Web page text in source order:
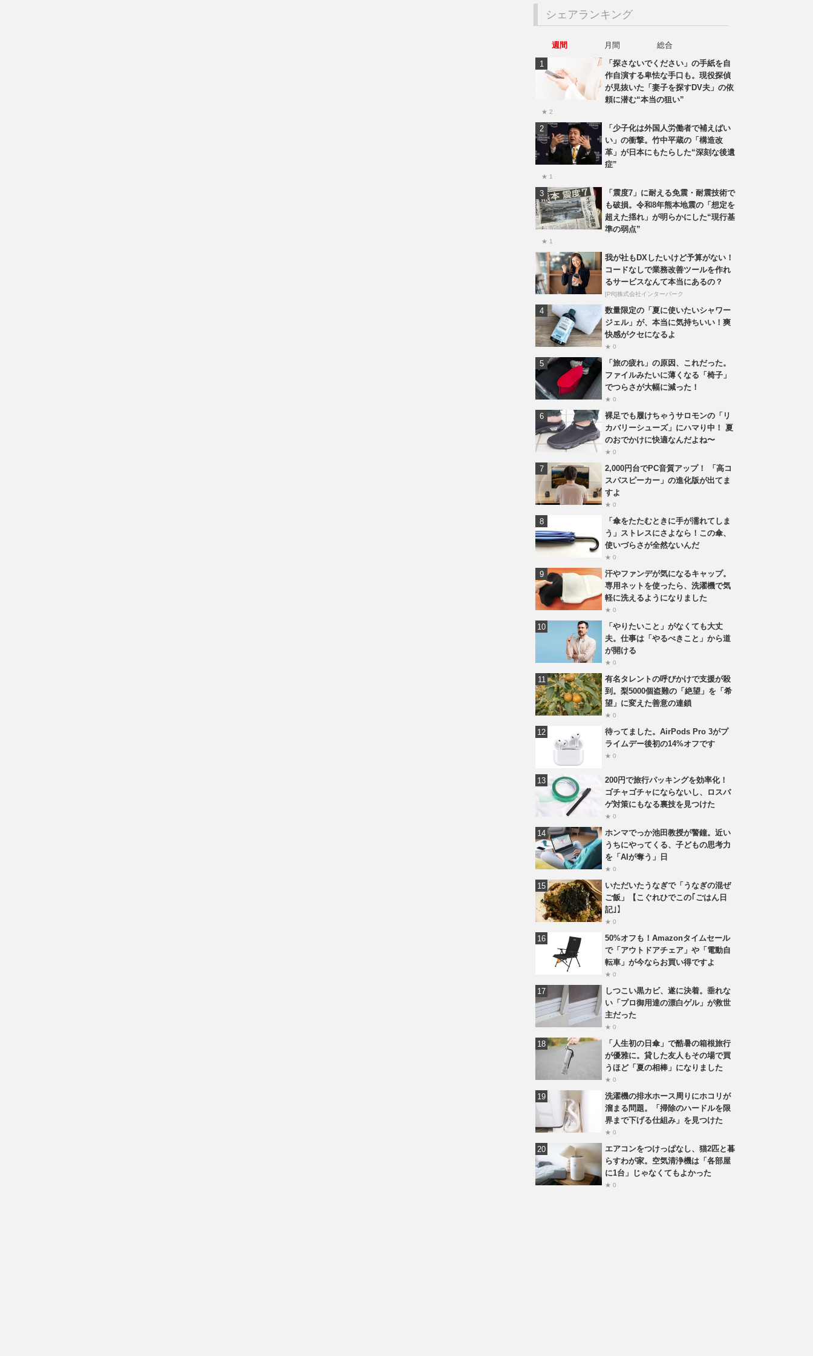
シェアランキング
週間 月間
総合
「探さないでください」の手紙を自
作自演する卑怯な手口も。現役探偵
が見抜いた「妻子を探すDV夫」の依
頼に潜む“本当の狙い”
★ 2
「少子化は外国人労働者で補えばい
い」の衝撃。竹中平蔵の「構造改
革」が日本にもたらした“深刻な後遺
症”
★ 1
「震度7」に耐える免震・耐震技術で
も破損。令和8年熊本地震の「想定を
超えた揺れ」が明らかにした“現行基
準の弱点”
★ 1
我が社もDXしたいけど予算がない！
コードなしで業務改善ツールを作れ
るサービスなんて本当にあるの？
[PR]株式会社インターパーク
数量限定の「夏に使いたいシャワー
ジェル」が、本当に気持ちいい！爽
快感がクセになるよ
★ 0
「旅の疲れ」の原因、これだった。
ファイルみたいに薄くなる「椅子」
でつらさが大幅に減った！
★ 0
裸足でも履けちゃうサロモンの「リ
カバリーシューズ」にハマり中！ 夏
のおでかけに快適なんだよね〜
★ 0
2,000円台でPC音質アップ！ 「高コ
スパスピーカー」の進化版が出てま
すよ
★ 0
「傘をたたむときに手が濡れてしま
う」ストレスにさよなら！この傘、
使いづらさが全然ないんだ
★ 0
汗やファンデが気になるキャップ。
専用ネットを使ったら、洗濯機で気
軽に洗えるようになりました
★ 0
「やりたいこと」がなくても大丈
夫。仕事は「やるべきこと」から道
が開ける
★ 0
有名タレントの呼びかけで支援が殺
到。梨5000個盗難の「絶望」を「希
望」に変えた善意の連鎖
★ 0
待ってました。AirPods Pro 3がプ
ライムデー後初の14%オフです
★ 0
200円で旅行パッキングを効率化！
ゴチャゴチャにならないし、ロスバ
ゲ対策にもなる裏技を見つけた
★ 0
ホンマでっか池田教授が警鐘。近い
うちにやってくる、子どもの思考力
を「AIが奪う」日
★ 0
いただいたうなぎで「うなぎの混ぜ
ご飯」【こぐれひでこの｢ごはん日
記｣】
★ 0
50%オフも！Amazonタイムセール
で「アウトドアチェア」や「電動自
転車」が今ならお買い得ですよ
★ 0
しつこい黒カビ、遂に決着。垂れな
い「プロ御用達の漂白ゲル」が救世
主だった
★ 0
「人生初の日傘」で酷暑の箱根旅行
が優雅に。貸した友人もその場で買
うほど「夏の相棒」になりました
★ 0
洗濯機の排水ホース周りにホコリが
溜まる問題。「掃除のハードルを限
界まで下げる仕組み」を見つけた
★ 0
エアコンをつけっぱなし、猫2匹と暮
らすわが家。空気清浄機は「各部屋
に1台」じゃなくてもよかった
★ 0